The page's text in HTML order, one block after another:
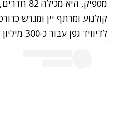
מספיק, היא
קולנוע ומרתף יין ומגרש
לדיוויד גפן עבור כ-300 מיליון דולר.